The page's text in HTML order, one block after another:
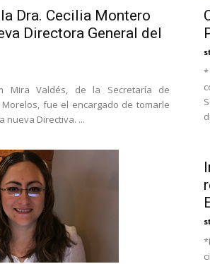
Dra. Cecilia Montero
Directora General del
Mira Valdés, de la Secretaría de
Morelos, fue el encargado de tomarle
nueva Directiva. ...
*